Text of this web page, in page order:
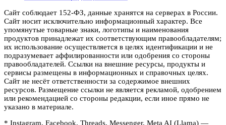
Сайт соблюдает 152-ФЗ, данные хранятся на серверах в России.
Сайт носит исключительно информационный характер. Все
упомянутые товарные знаки, логотипы и наименования
продуктов принадлежат их соответствующим правообладателям;
их использование осуществляется в целях идентификации и не
подразумевает аффилированности или одобрения со стороны
правообладателей. Ссылки на внешние ресурсы, продукты и
сервисы размещены в информационных и справочных целях.
Сайт не несёт ответственности за содержимое внешних
ресурсов. Размещение ссылки не является рекламой, одобрением
или рекомендацией со стороны редакции, если иное прямо не
указано в материале.
* Instagram, Facebook, Threads, Messenger, Meta AI (Llama) —